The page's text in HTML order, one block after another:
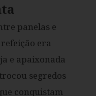
panelas e
era
e apaixonada
segredos
conquistam